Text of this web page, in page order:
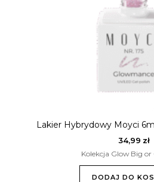
Lakier Hybrydowy Moyci
34,99 zł
Kolekcja Glow Big or
DODAJ DO